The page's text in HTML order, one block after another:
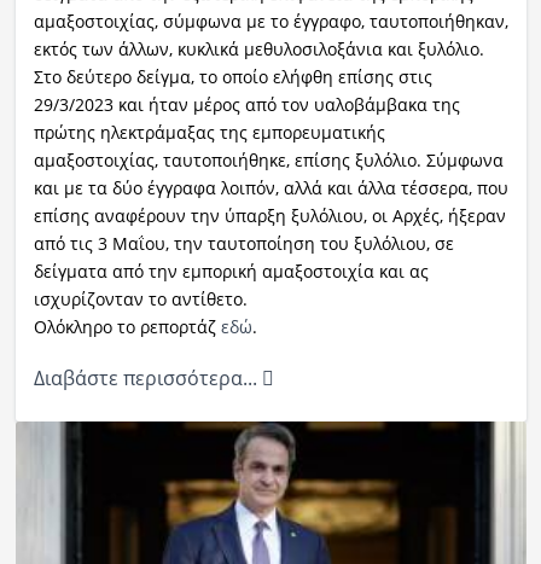
αμαξοστοιχίας, σύμφωνα με το έγγραφο, ταυτοποιήθηκαν,
εκτός των άλλων, κυκλικά μεθυλοσιλοξάνια και ξυλόλιο.
Στο δεύτερο δείγμα, το οποίο ελήφθη επίσης στις
29/3/2023 και ήταν μέρος από τον υαλοβάμβακα της
πρώτης ηλεκτράμαξας της εμπορευματικής
αμαξοστοιχίας, ταυτοποιήθηκε, επίσης ξυλόλιο. Σύμφωνα
και με τα δύο έγγραφα λοιπόν, αλλά και άλλα τέσσερα, που
επίσης αναφέρουν την ύπαρξη ξυλόλιου, οι Αρχές, ήξεραν
από τις 3 Μαΐου, την ταυτοποίηση του ξυλόλιου, σε
δείγματα από την εμπορική αμαξοστοιχία και ας
ισχυρίζονταν το αντίθετο.
Ολόκληρο το ρεπορτάζ εδώ.
Διαβάστε περισσότερα...